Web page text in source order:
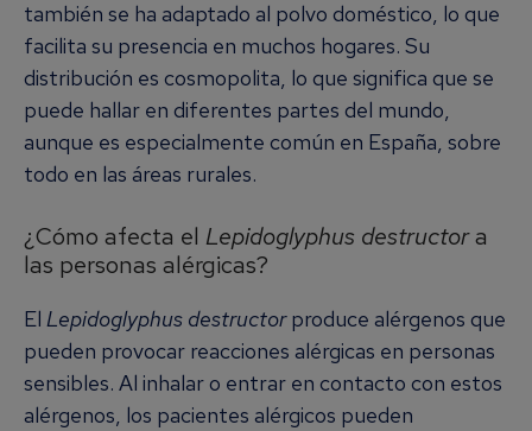
también se ha adaptado al polvo doméstico, lo que
facilita su presencia en muchos hogares. Su
distribución es cosmopolita, lo que significa que se
puede hallar en diferentes partes del mundo,
aunque es especialmente común en España, sobre
todo en las áreas rurales.
¿Cómo afecta el Lepidoglyphus destructora
las personas alérgicas?
El Lepidoglyphus destructorproduce alérgenos que
pueden provocar reacciones alérgicas en personas
sensibles. Al inhalar o entrar en contacto con estos
alérgenos, los pacientes alérgicos pueden